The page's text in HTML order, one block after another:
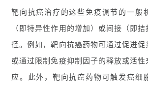
靶向抗癌治疗的这些免疫调节的一般
（即特异性作用的增加）或间接（即
径。例如，靶向抗癌药物可通过促进
或通过限制免疫抑制因子的释放或活
应。此外，靶向抗癌药物可触发癌细